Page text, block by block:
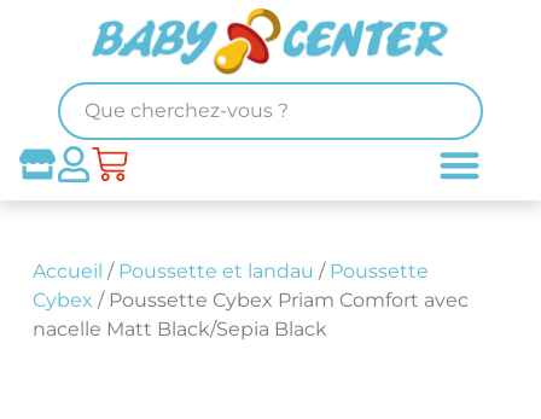
Accueil / Poussette et landau / Poussette
Cybex / Poussette Cybex Priam Comfort avec
nacelle Matt Black/Sepia Black